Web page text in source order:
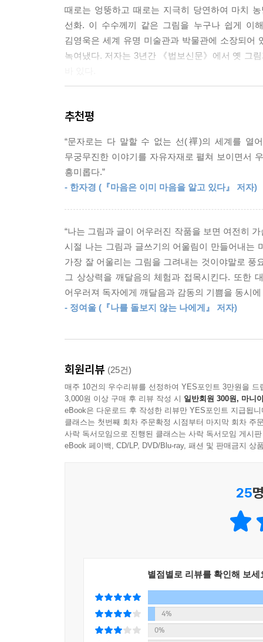
한 사내가 뒷짐 지고 고개 들어 달을 바라본다. 둥
다. 정돈되지 않은 산발한 머리와 굵고 강렬한 필
---「습득도 해설 부분」중에서
---「산중나한도 해설 부분」중에서
때로는 엉뚱하고 때로는 지극히 당연하여 마치
선화. 이 수수께끼 같은 그림을 누구나 쉽게 이
김영욱은 세계 유명 미술관과 박물관에 소장되어
녹여냈다. 저자는 3년간 《법보신문》에서 옛 그
철저하게 밝히는 것을 궁극적인 깨달음으로 본다
묘사될 수 없는 하나의 사건에 대한 회화적 은유
거침없고 간결하다. 먹선과 담채, 그리고 여백이
“고사화가 사람의 마음을 움직여 분발하도록
물론 특정한 사건을 그린 장면도 있지만, 일상적
알쏭달쏭하다.” (p. 8-9)
형식이나 격식에서 벗어나 고도로 정제된 언어
하나하나에는 궁극적 깨달음의 정수가 스며 있
번뜩이는 깨달음과 선의 섬세한 정신을 표현하기
깨닫게 되는 계기를 그린 선화 이야기를 풀어내었
어딘가에 얽매이거나 흔들리지 않을 수 있는지
(禪旨日常)’에서는 옛 선사들이 자연과 일상에서
정리하고 선종의 주요 계보도를 추가하여, 한눈
글과 그림을 편히 살펴볼 수 있도록 배려하였다.
“찬 새벽인 듯 짙은 골안개가 암자 주변을 감싼
일정한 빗자루질 소리가 듣기 좋게 퍼진다. 삭삭.
서로 얽히고설키다가 이리저리 치인다. 텅!
“참 달고 맛있는 낮잠이었나보다. 따사로운 봄
다리는 쭉 뻗어 있다. 누구의 시선도 의식하지
아래 그늘로 불어오는 봄바람처럼 유쾌하고 시원
마당을 쓸다가 기왓조각이 대나무에 부딪힌
추천평
“문자로는 다 말할 수 없는 선(禪)의 세계를 열
무궁무진한 이야기를 자유자재로 펼쳐 보이면서
흥미롭다.”
- 한자경 (『마음은 이미 마음을 알고 있다』 저자)
“나는 그림과 글이 어우러진 작품을 보면 여전히
시절 나는 그림과 글쓰기의 어울림이 만들어내는
가장 잘 어울리는 그림을 그려내는 것이야말로
그 상상력을 깨달음의 체험과 접목시킨다. 또한
어우러져 독자에게 깨달음과 감동의 기쁨을 동시에
- 정여울 (『나를 돌보지 않는 나에게』 저자)
회원리뷰 (25건)
매주 10건의 우수리뷰를 선정하여 YES포인트 3만원을 드
3,000원 이상 구매 후 리뷰 작성 시 일반회원 300원, 마니
eBook은 다운로드 후 작성한 리뷰만 YES포인트 지급됩니
클래스는 첫번째 회차 주문확정 시점부터 마지막 회차 주
사락 독서모임으로 진행된 클래스는 사락 독서모임 게시
eBook 페이백, CD/LP, DVD/Blu-ray, 패션 및 판매금지 상
25
별점별로 리뷰를 확인해 보세
4%
0%